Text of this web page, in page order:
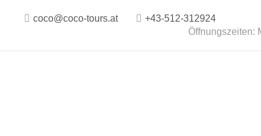
coco@coco-tours.at
+43-512-312924
Öffnungszeiten: